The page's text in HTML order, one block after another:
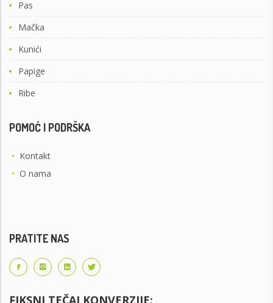
Pas
Mačka
Kunići
Papige
Ribe
POMOĆ I PODRŠKA
• Kontakt
• O nama
PRATITE NAS
FIKSNI TEČAJ KONVERZIJE: